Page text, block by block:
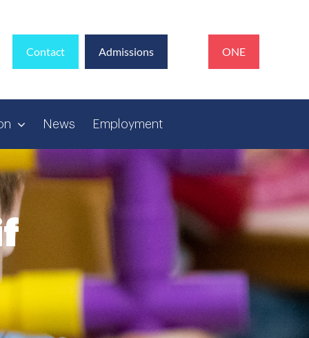
Contact Admissions ONE
News Employment